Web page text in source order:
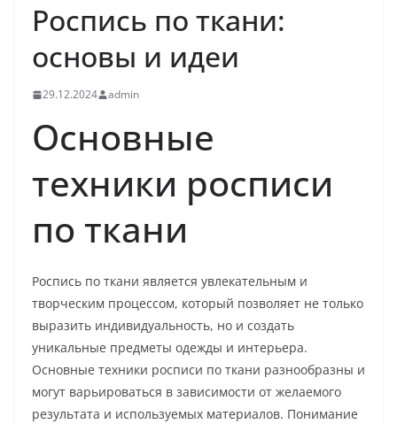
Роспись по ткани:
основы и идеи
29.12.2024 admin
Основные
техники росписи
по ткани
Роспись по ткани является увлекательным и
творческим процессом, который позволяет не только
выразить индивидуальность, но и создать
уникальные предметы одежды и интерьера.
Основные техники росписи по ткани разнообразны и
могут варьироваться в зависимости от желаемого
результата и используемых материалов. Понимание